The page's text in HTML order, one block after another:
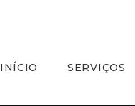
INÍCIO SERVIÇOS